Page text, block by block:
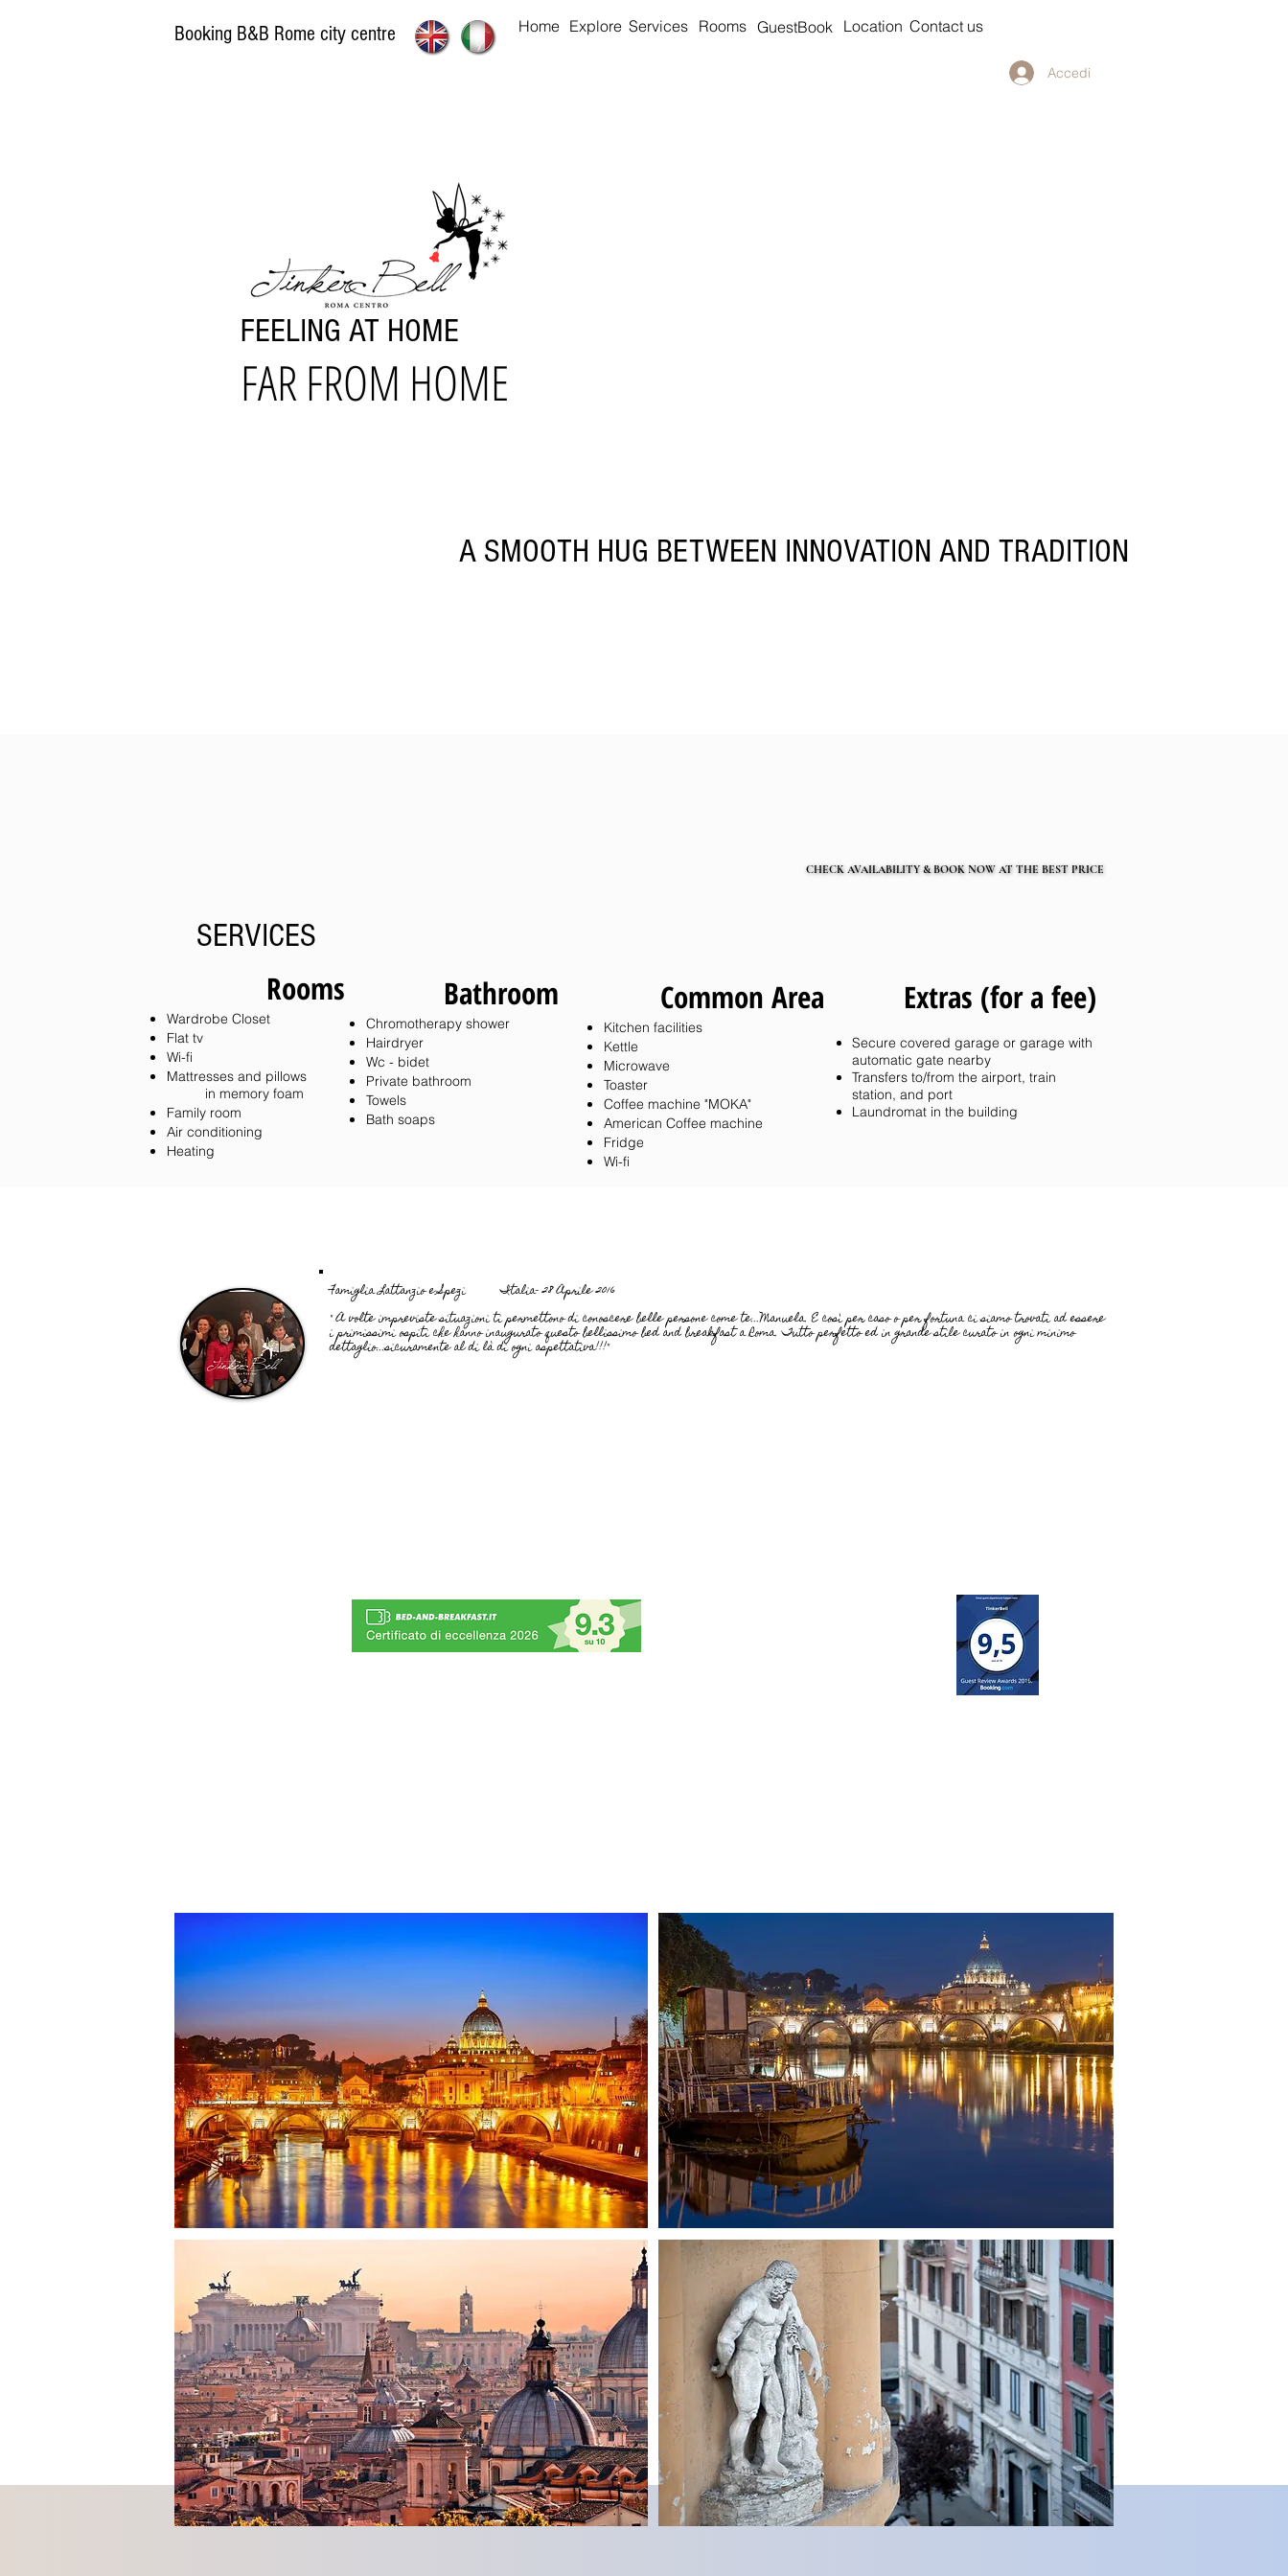
Accedi
Booking B&B Rome city centre GuestBook
Home Explore Services Rooms Location Contact us
FEELING AT HOME
FAR FROM HOME
A SMOOTH HUG BETWEEN INNOVATION AND TRADITION
CHECK AVAILABILITY & BOOK NOW AT THE BEST PRICE
CHECK AVAILABILITY & BOOK NOW AT THE BEST PRICE
Common Area
Kitchen facilities
Kettle
Microwave
Toaster
Coffee machine "MOKA"
American Coffee machine
Fridge
Wi-fi
Extras (for a fee)
Secure covered garage or garage with
automatic gate nearby
Transfers to/from the airport, train
station, and port
Laundromat in the building
SERVICES
Bathroom
Chromotherapy shower
Hairdryer
Wc - bidet
Private bathroom
Towels
Bath soaps
Rooms
Wardrobe Closet
Flat tv
Wi-fi
Mattresses and pillows
in memory foam​
Family room
Air conditioning
​Heating
Famiglia Lattanzio e Spezi Italia- 28 Aprile 2016
" A volte impreviste situazioni ti permettono di conoscere belle persone come te...Manuela. E così per caso o per fortuna ci siamo trovati ad essere
i primissimi ospiti che hanno inaugurato questo bellissimo bed and breakfast a Roma. Tutto perfetto ed in grande stile curato in ogni minimo
dettaglio...sicuramente al di là di ogni aspettativa!!!"